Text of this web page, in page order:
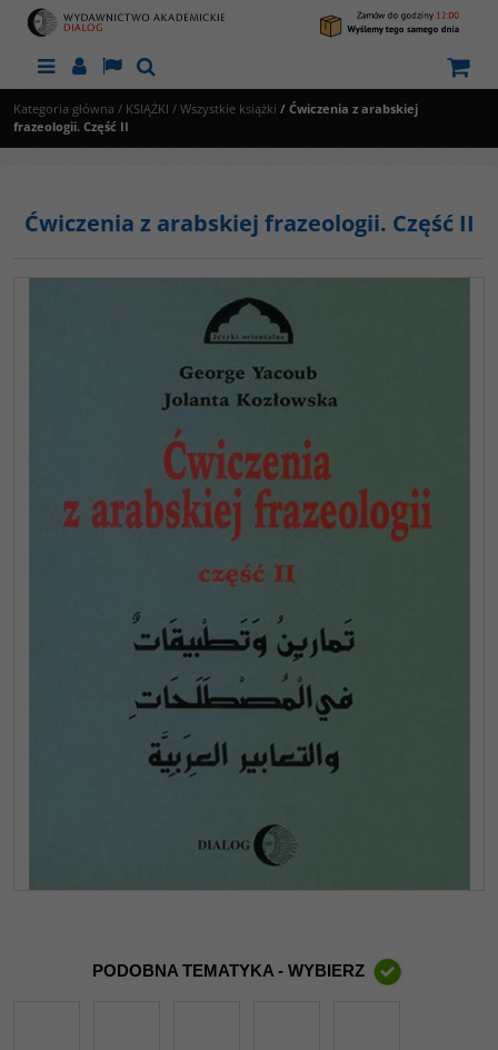
MenuPanelLangSzukaj
Kategoria główna / KSIĄŻKI / Wszystkie książki / Ćwiczenia z arabskiej
frazeologii. Część II
Ćwiczenia z arabskiej frazeologii. Część II
PODOBNA TEMATYKA - WYBIERZ